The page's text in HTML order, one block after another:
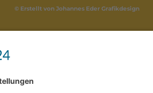
© Erstellt von Johannes Eder Grafikdesign